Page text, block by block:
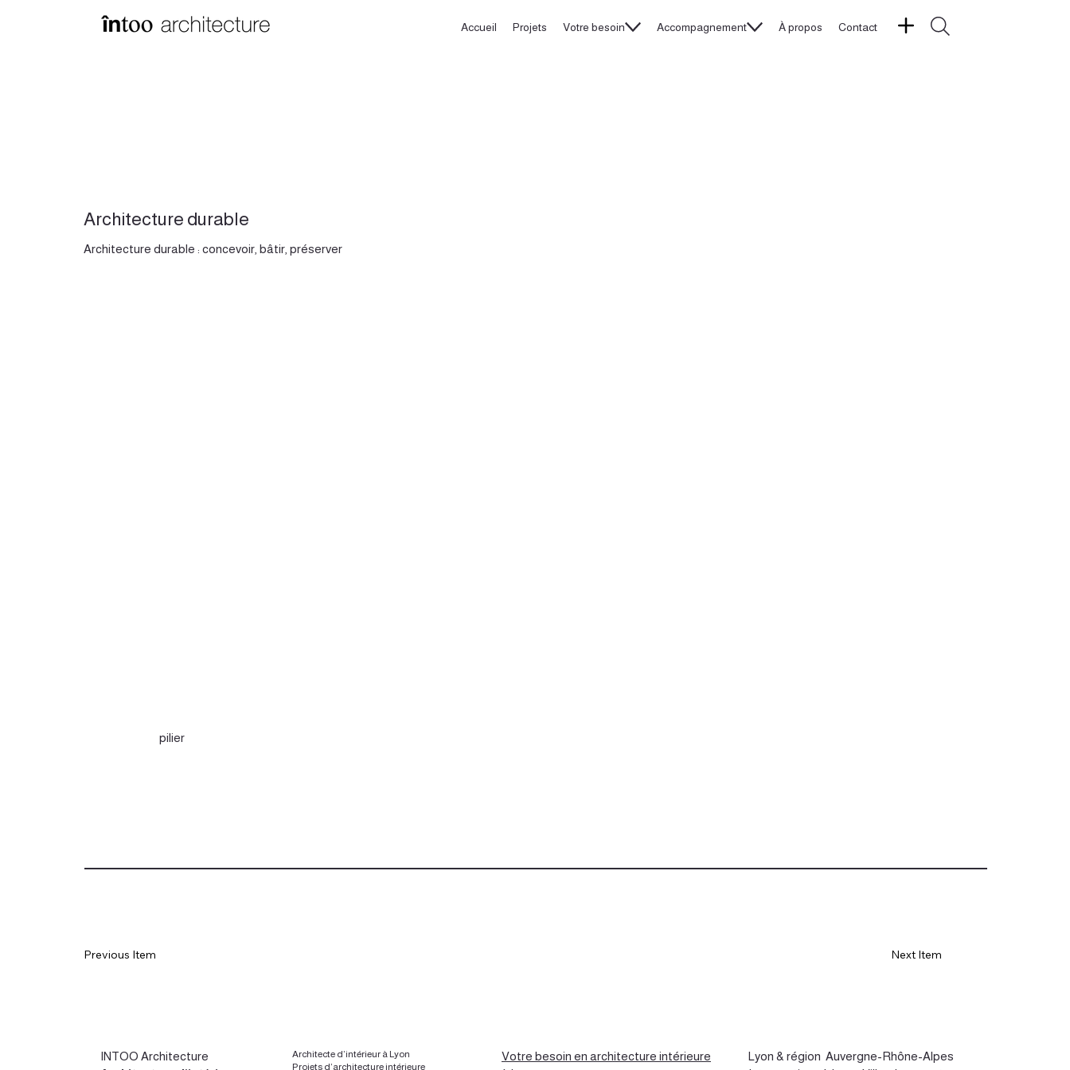
Accueil Projets Votre besoin Accompagnement À propos Contact
Architecture durable
Architecture durable : concevoir, bâtir, préserver
pilier
Previous Item Next Item
INTOO Architecture
Architecte d’intérieur à Lyon
Projets d’architecture intérieure
Votre besoin en architecture intérieure
Lyon & région Auvergne-Rhône-Alpes